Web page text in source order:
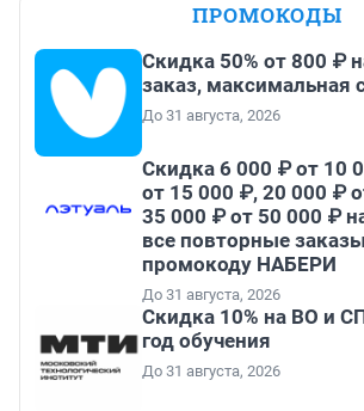
ПРОМОКОДЫ
Скидка 50% от 800 ₽
заказ, максимальная
До 31 августа, 2026
Скидка 6 000 ₽ от 10
от 15 000 ₽, 20 000 ₽
35 000 ₽ от 50 000 ₽
все повторные
промокоду НАБЕРИ
До 31 августа, 2026
Скидка 10% на ВО и
год обучения
До 31 августа, 2026